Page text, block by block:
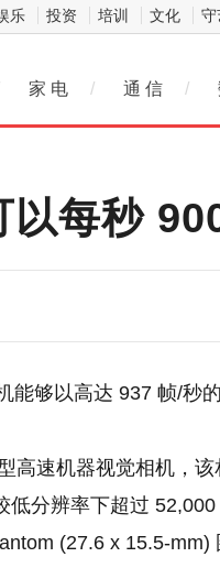
乐 投资 培训 文化 守
家 电 / 通 信 /
每秒
能够以高达 937 帧/秒
高速机器视觉相机，
分辨率下超过 52,000
(27.6 x 15.5-mm)